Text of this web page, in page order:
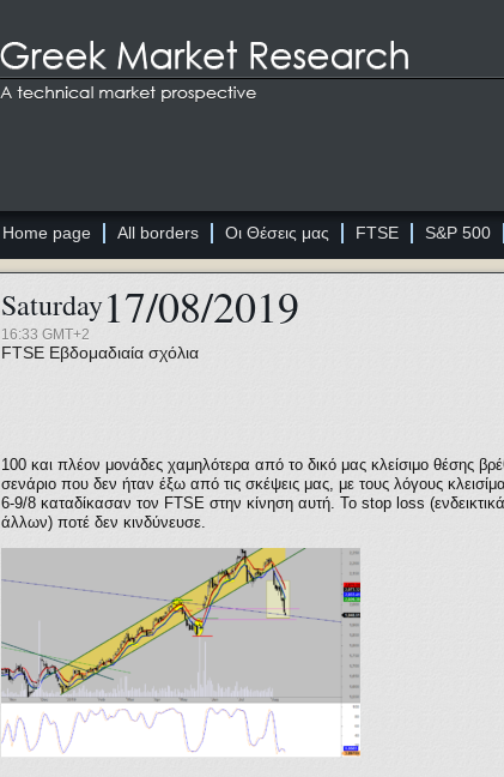
Home page All borders Οι Θέσεις μας FTSE S&P 500
Saturday17/08/2019
16:33 GMT+2
FTSE Εβδομαδιαία σχόλια
100 και πλέον μονάδες χαμηλότερα από το δικό μας κλείσιμο θέσης
σενάριο που δεν ήταν έξω από τις σκέψεις μας, με τους λόγους
6-9/8 καταδίκασαν τον FTSE στην κίνηση αυτή. Το stop loss
άλλων) ποτέ δεν κινδύνευσε.